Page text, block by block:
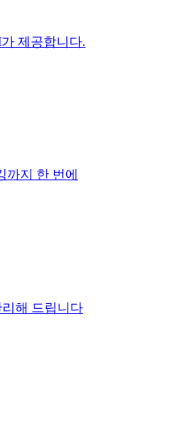
제공합니다.
까지 한 번에
해 드립니다